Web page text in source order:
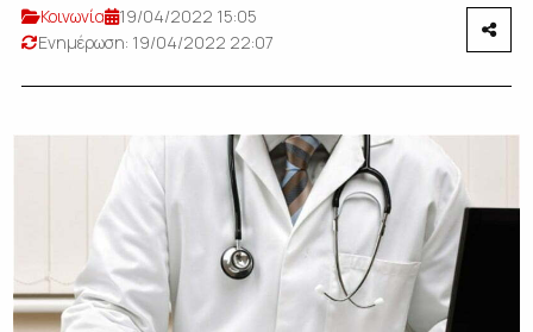
Κοινωνία
19/04/2022 15:05
Ενημέρωση: 19/04/2022 22:07